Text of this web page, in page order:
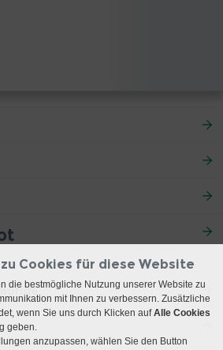
Cookies für diese Website
die bestmögliche Nutzung unserer Website zu
mit Ihnen zu verbessern. Zusätzliche
wenn Sie uns durch Klicken aufAlle Cookies
geben.
anzupassen, wählen Sie den Button